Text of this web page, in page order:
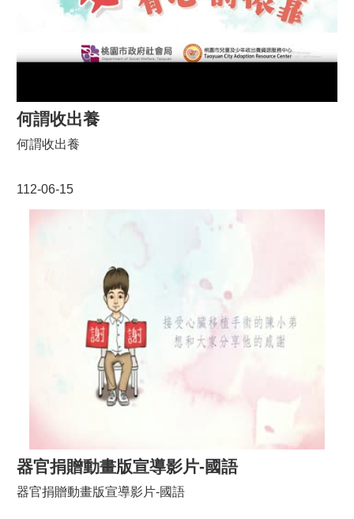
何謂收出養
112-06-15
何謂收出養
器官捐贈動畫版宣導影片-國語
器官捐贈動畫版宣導影片-國語